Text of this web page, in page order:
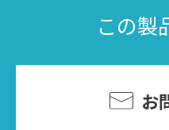
この製
お